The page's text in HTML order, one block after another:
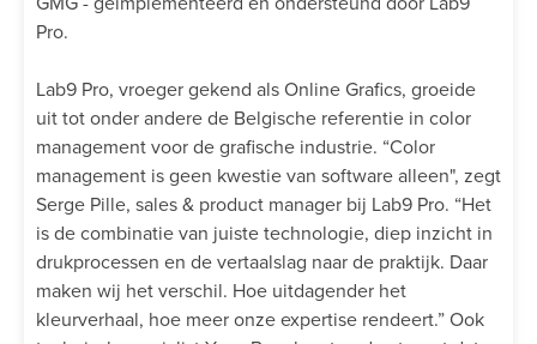
Pro.
Lab9 Pro, vroeger gekend als Online Grafics, groeide
uit tot onder andere de Belgische referentie in color
management voor de grafische industrie. “Color
management is geen kwestie van software alleen", zegt
Serge Pille, sales & product manager bij Lab9 Pro. “Het
is de combinatie van juiste technologie, diep inzicht in
drukprocessen en de vertaalslag naar de praktijk. Daar
maken wij het verschil. Hoe uitdagender het
kleurverhaal, hoe meer onze expertise rendeert.” Ook